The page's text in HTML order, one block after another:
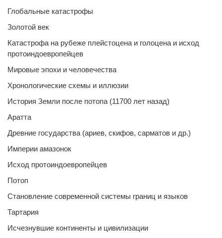
Глобальные катастрофы
Золотой век
Катастрофа на рубеже плейстоцена и голоцена и исход
протоиндоевропейцев
Мировые эпохи и человечества
Хронологические схемы и иллюзии
История Земли после потопа (11700 лет назад)
Аратта
Древние государства (ариев, скифов, сарматов и др.)
Империи амазонок
Исход протоиндоевропейцев
Потоп
Становление современной системы границ и языков
Тартария
Исчезнувшие континенты и цивилизации